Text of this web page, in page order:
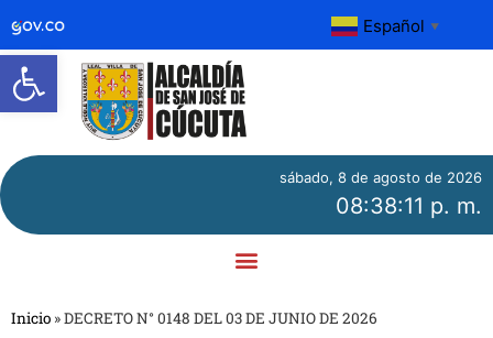
Abrir barra de herramientas
Español ▼
sábado, 8 de agosto de 2026
08:38:11 p. m.
Inicio »DECRETO N° 0148 DEL 03 DE JUNIO DE 2026